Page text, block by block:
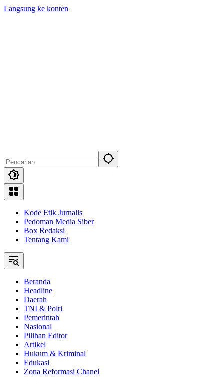
Langsung ke konten
Kode Etik Jurnalis
Pedoman Media Siber
Box Redaksi
Tentang Kami
Beranda
Headline
Daerah
TNI & Polri
Pemerintah
Nasional
Pilihan Editor
Artikel
Hukum & Kriminal
Edukasi
Zona Reformasi Chanel